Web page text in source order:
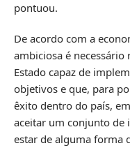
pontuou.
De acordo com a
ambiciosa é
Estado capaz de
objetivos e que, para
êxito dentro do país,
aceitar um conjunto de
estar de alguma forma